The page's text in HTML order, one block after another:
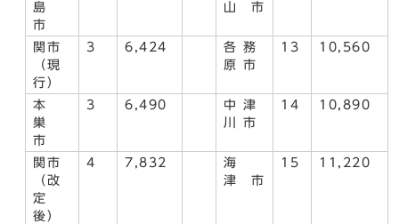
島
市
山 市
関市
（現
行）
3 6,424
各 務
原 市
13 10,560
本
巣
市
3 6,490
中 津
川 市
14 10,890
関市
（改
定
後）
4 7,832
海
津 市
15 11,220